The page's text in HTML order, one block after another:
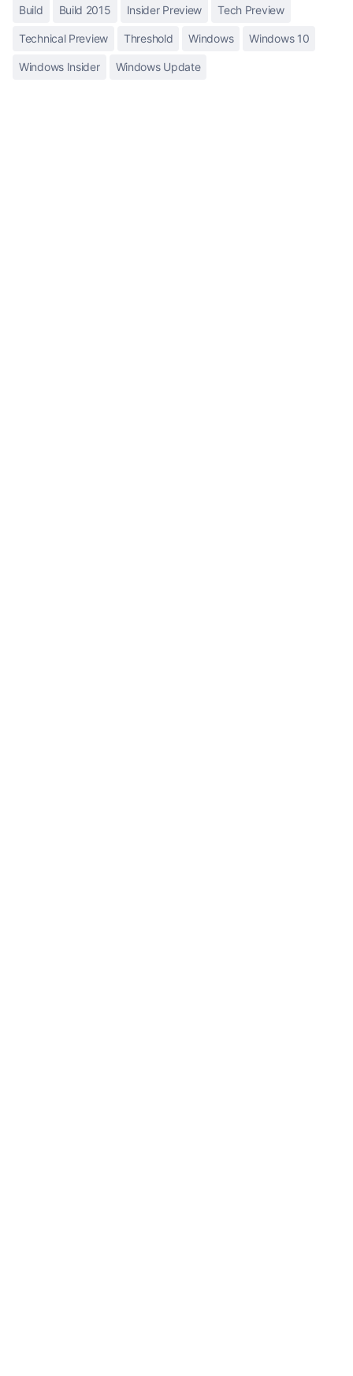
Build Build 2015 Insider Preview Tech Preview
Technical Preview Threshold Windows Windows 10
Windows Insider Windows Update